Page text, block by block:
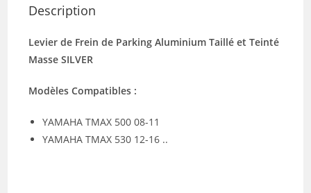
Description
Levier de Frein de Parking Aluminium Taillé et Teinté
Masse SILVER
Modèles Compatibles :
YAMAHA TMAX 500 08-11
YAMAHA TMAX 530 12-16 ..